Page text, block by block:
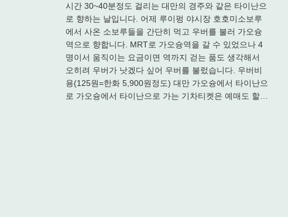
시간 30~40분정도 걸리는 대만의 경주와 같은 타이난으
로 향하는 날입니다. 어제 루이펑 야시장 호호미소보루
에서 사온 소보루들을 간단히 먹고 우버를 불러 가오슝
역으로 향합니다. MRT로 가오슝역을 갈 수 있었으나 4
명이서 움직이는 요금이면 역까지 걷는 품도 생각해서
오히려 우버가 낫겠다 싶어 우버를 불렀습니다. 우버비
용(125원=한화 5,900원정도) 대만 가오슝에서 타이난으
로 가오슝에서 타이난으로 가는 기차티켓은 예매도 할…